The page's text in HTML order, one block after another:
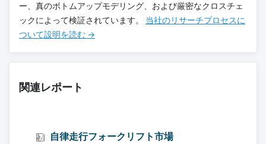
ー、真のボトムアップモデリング、および厳密なクロスチェ
ックによって検証されています。 当社のリサーチプロセスに
ついて設明を読む →
関連レポート
自律走行フォークリフト市場